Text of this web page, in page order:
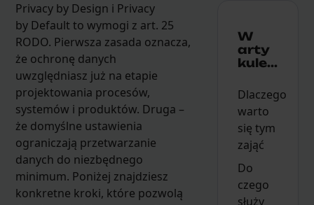
Privacy by Design i Privacy
by Default to wymogi z art. 25
RODO. Pierwsza zasada oznacza,
że ochronę danych
uwzględniasz już na etapie
projektowania procesów,
systemów i produktów. Druga –
że domyślne ustawienia
ograniczają przetwarzanie
danych do niezbędnego
minimum. Poniżej znajdziesz
konkretne kroki, które pozwolą
W
arty
kule...
Dlaczego
warto
się tym
zająć
Do
czego
służy